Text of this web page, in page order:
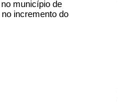
município de
incremento do